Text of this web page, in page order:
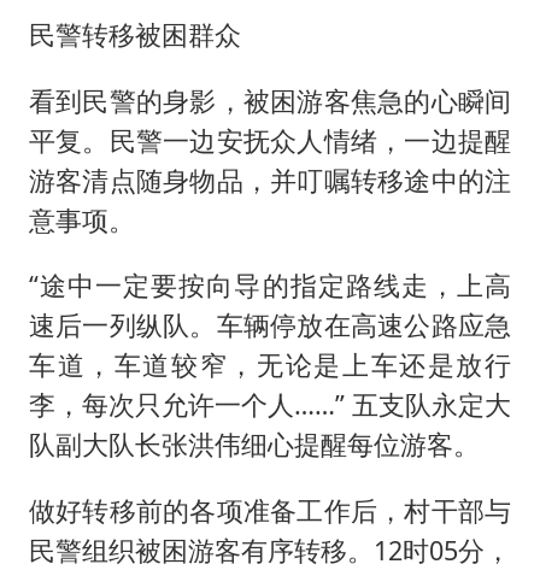
民警转移被困群众
看到民警的身影，被困游客焦急的心瞬间
平复。民警一边安抚众人情绪，一边提醒
游客清点随身物品，并叮嘱转移途中的注
意事项。
“途中一定要按向导的指定路线走，上高
速后一列纵队。车辆停放在高速公路应急
车道，车道较窄，无论是上车还是放行
李，每次只允许一个人……” 五支队永定大
队副大队长张洪伟细心提醒每位游客。
做好转移前的各项准备工作后，村干部与
民警组织被困游客有序转移。12时05分，